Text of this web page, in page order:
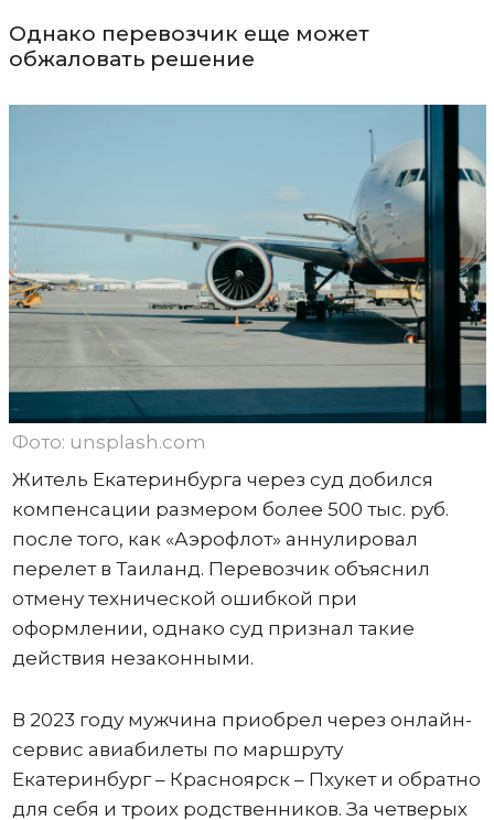
Однако перевозчик еще может
обжаловать решение
Фото: unsplash.com
Житель Екатеринбурга через суд добился
компенсации размером более 500 тыс. руб.
после того, как «Аэрофлот» аннулировал
перелет в Таиланд. Перевозчик объяснил
отмену технической ошибкой при
оформлении, однако суд признал такие
действия незаконными.
В 2023 году мужчина приобрел через онлайн-
сервис авиабилеты по маршруту
Екатеринбург – Красноярск – Пхукет и обратно
для себя и троих родственников. За четверых